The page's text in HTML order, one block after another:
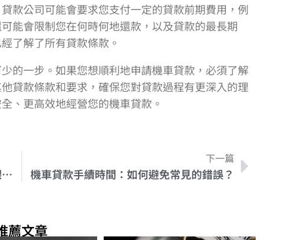
款公司可能會要求您支付一定的貸款前期費用，例
能會限制您在何時何地還款，以及貸款的最長期
了解了所有貸款條款。
的一步。如果您想順利地申請機車貸款，必須了解
貸款條款和要求，確保您對貸款過程有更深入的理
、更高效地經營您的機車貸款。
掌握機車貸款金額：如何有效比較不同銀行的利率
下一篇
機車貸款手續時間：如何避免常見的錯誤？
薦文章